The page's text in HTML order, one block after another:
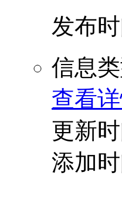
发布
信息
查看
更新
添加